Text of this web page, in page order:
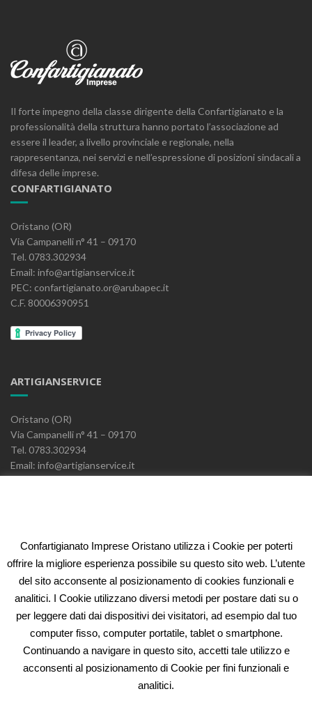
Il forte impegno della classe dirigente della Confartigianato e la
professionalità della struttura hanno portato l’associazione ad
essere il leader, a livello provinciale e regionale, nella
rappresentanza, nei servizi e nell’espressione di posizioni sindacali a
difesa delle imprese.
CONFARTIGIANATO
Oristano (OR)
Via Campanelli n° 41 – 09170
Tel. 0783.302934
Email: info@artigianservice.it
PEC: confartigianato.or@arubapec.it
C.F. 80006390951
ARTIGIANSERVICE
Oristano (OR)
Via Campanelli n° 41 – 09170
Tel. 0783.302934
Email: info@artigianservice.it
ELEONORA FIDI
Oristano (OR)
Tel. 0783.302934
Email: fidi@artigianservice.it
PEC: eleonorafidi@pec.it
P.IVA: 00720010958
Confartigianato Imprese Oristano utilizza i Cookie per poterti
offrire la migliore esperienza possibile su questo sito web. L’utente
del sito acconsente al posizionamento di cookies funzionali e
analitici. I Cookie utilizzano diversi metodi per postare dati su o
per leggere dati dai dispositivi dei visitatori, ad esempio dal tuo
computer fisso, computer portatile, tablet o smartphone.
Continuando a navigare in questo sito, accetti tale utilizzo e
acconsenti al posizionamento di Cookie per fini funzionali e
analitici.